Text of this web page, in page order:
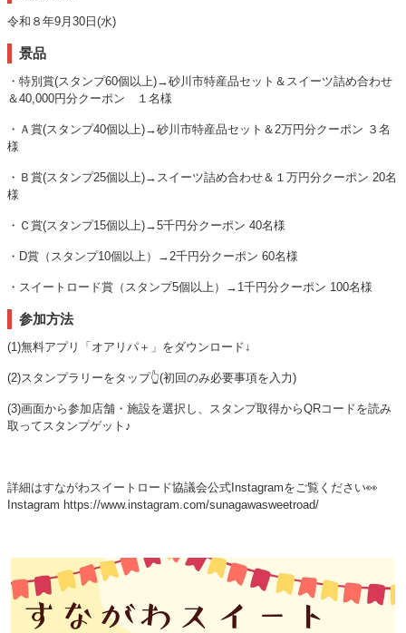
令和８年9月30日(水)
景品
・特別賞(スタンプ60個以上)→砂川市特産品セット＆スイーツ詰め合わせ
＆40,000円分クーポン １名様
・Ａ賞(スタンプ40個以上)→砂川市特産品セット＆2万円分クーポン ３名
様
・Ｂ賞(スタンプ25個以上)→スイーツ詰め合わせ＆１万円分クーポン 20名
様
・Ｃ賞(スタンプ15個以上)→5千円分クーポン 40名様
・D賞（スタンプ10個以上）→2千円分クーポン 60名様
・スイートロード賞（スタンプ5個以上）→1千円分クーポン 100名様
参加方法
(1)無料アプリ「オアリパ＋」をダウンロード↓
(2)スタンプラリーをタップ👆(初回のみ必要事項を入力)
(3)画面から参加店舗・施設を選択し、スタンプ取得からQRコードを読み
取ってスタンプゲット♪
詳細はすながわスイートロード協議会公式Instagramをご覧ください👀
Instagram https://www.instagram.com/sunagawasweetroad/